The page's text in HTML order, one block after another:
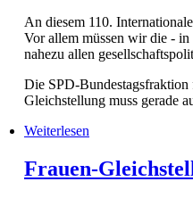
An diesem 110.
Vor allem müssen wir die - in
nahezu allen
Die SPD-Bundestagsfraktion
Gleichstellung muss gerade
Weiterlesen
Frauen-